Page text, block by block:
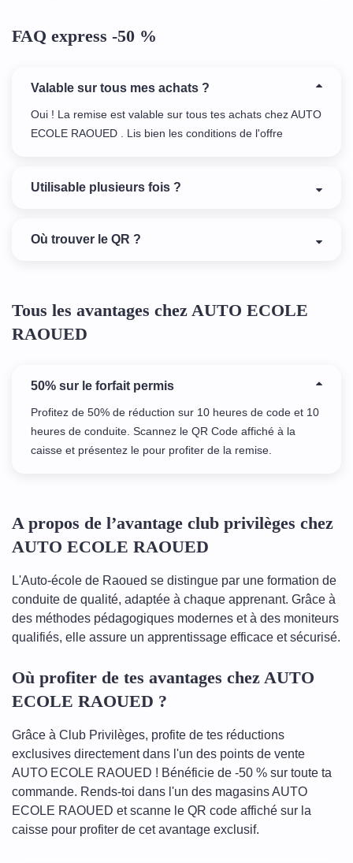
FAQ express -50 %
Valable sur tous mes achats ?
Oui ! La remise est valable sur tous tes achats chez AUTO
ECOLE RAOUED . Lis bien les conditions de l'offre
Utilisable plusieurs fois ?
Où trouver le QR ?
Tous les avantages chez AUTO ECOLE
RAOUED
50% sur le forfait permis
Profitez de 50% de réduction sur 10 heures de code et 10
heures de conduite. Scannez le QR Code affiché à la
caisse et présentez le pour profiter de la remise.
A propos de l’avantage club privilèges chez
AUTO ECOLE RAOUED
L'Auto-école de Raoued se distingue par une formation de
conduite de qualité, adaptée à chaque apprenant. Grâce à
des méthodes pédagogiques modernes et à des moniteurs
qualifiés, elle assure un apprentissage efficace et sécurisé.
Où profiter de tes avantages chez AUTO
ECOLE RAOUED ?
Grâce à Club Privilèges, profite de tes réductions
exclusives directement dans l'un des points de vente
AUTO ECOLE RAOUED ! Bénéficie de -50 % sur toute ta
commande. Rends-toi dans l'un des magasins AUTO
ECOLE RAOUED et scanne le QR code affiché sur la
caisse pour profiter de cet avantage exclusif.